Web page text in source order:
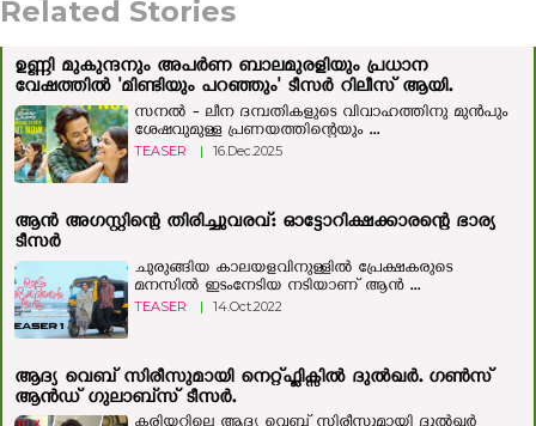
Related Stories
ഉണ്ണി മുകുന്ദനും അപർണ ബാലമുരളിയും പ്രധാന
വേഷത്തിൽ 'മിണ്ടിയും പറഞ്ഞും' ടീസർ റിലീസ് ആയി.
സനൽ - ലീന ദമ്പതികളുടെ വിവാഹത്തിനു മുൻപും
ശേഷവുമുള്ള പ്രണയത്തിന്റെയും ...
TEASER | 16.Dec.2025
ആന്‍ അഗസ്റ്റിന്റെ തിരിച്ചുവരവ്: ഓട്ടോറിക്ഷക്കാരന്റെ ഭാര്യ
ടീസര്‍
ചുരുങ്ങിയ കാലയളവിനുള്ളില്‍ പ്രേക്ഷകരുടെ
മനസില്‍ ഇടംനേടിയ നടിയാണ് ആന്‍ ...
TEASER | 14.Oct.2022
ആദ്യ വെബ് സിരീസുമായി നെറ്റ്ഫ്ലിക്സില്‍ ദുല്‍ഖര്‍. ഗണ്‍സ്
ആന്‍ഡ് ഗുലാബ്‍സ് ടീസര്‍.